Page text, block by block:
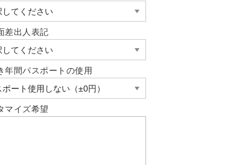
差出人表記
年間パスポートの使用
マイズ希望